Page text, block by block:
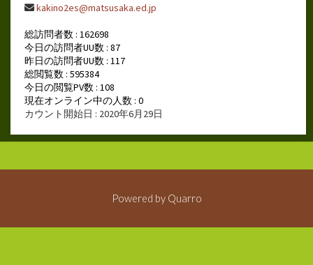
kakino2es@matsusaka.ed.jp
総訪問者数 : 162698
今日の訪問者UU数 : 87
昨日の訪問者UU数 : 117
総閲覧数 : 595384
今日の閲覧PV数 : 108
現在オンライン中の人数 : 0
カウント開始日 : 2020年6月29日
Powered by Quarro